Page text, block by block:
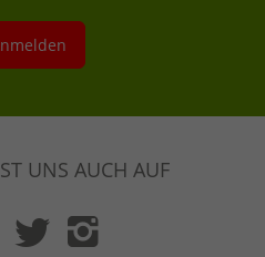
UNS AUCH AUF